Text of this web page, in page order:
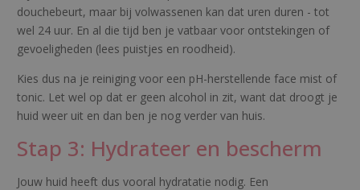
douchebeurt, maar bij volwassenen kan dat uren duren - tot
wel 24 uur. En al die tijd ben je vatbaar voor ontstekingen of
gevoeligheden (lees puistjes en roodheid).
Kies dus na je reiniging voor een pH-herstellende face mist of
tonic. Let wel op dat er geen alcohol in zit, want dat droogt je
huid weer uit en dan ben je nog verder van huis.
Stap 3: Hydrateer en bescherm
Jouw huid heeft dus vooral hydratatie nodig. Een